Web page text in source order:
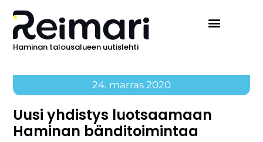
Haminan talousalueen uutislehti
24. marras 2020
Uusi yhdistys luotsaamaan
Haminan bänditoimintaa